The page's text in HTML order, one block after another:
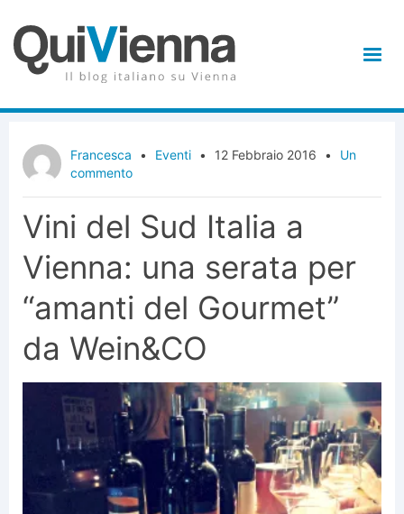
Francesca • Eventi • 12 Febbraio 2016 •
Un
commento
Vini del Sud Italia a
Vienna: una serata per
“amanti del Gourmet”
da Wein&CO